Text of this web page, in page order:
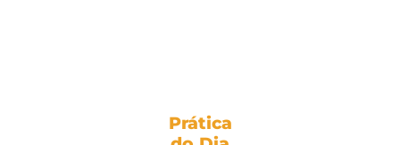
Prática